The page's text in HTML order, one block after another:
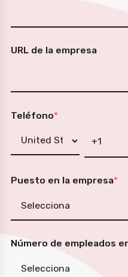
URL de la empresa
Teléfono*
Puesto en la empresa*
Número de empleados